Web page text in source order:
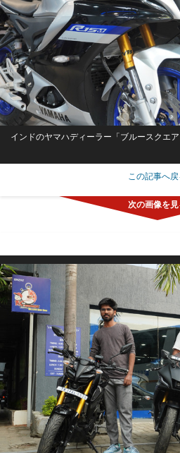
インドのヤマハディーラー「ブルースクエア
この記事へ戻